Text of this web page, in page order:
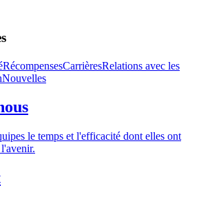
RécompensesCarrièresRelations avec les
Nouvelles
le temps et l'efficacité dont elles ont